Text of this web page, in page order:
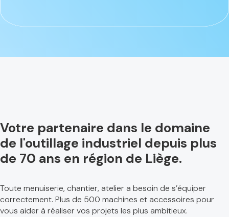
Votre partenaire dans le domaine
de l'outillage industriel depuis plus
de 70 ans en région de Liège.
Toute menuiserie, chantier, atelier a besoin de s’équiper
correctement. Plus de 500 machines et accessoires pour
vous aider à réaliser vos projets les plus ambitieux.